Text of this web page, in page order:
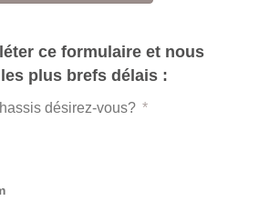
ce formulaire et nous
plus brefs délais :
désirez-vous?